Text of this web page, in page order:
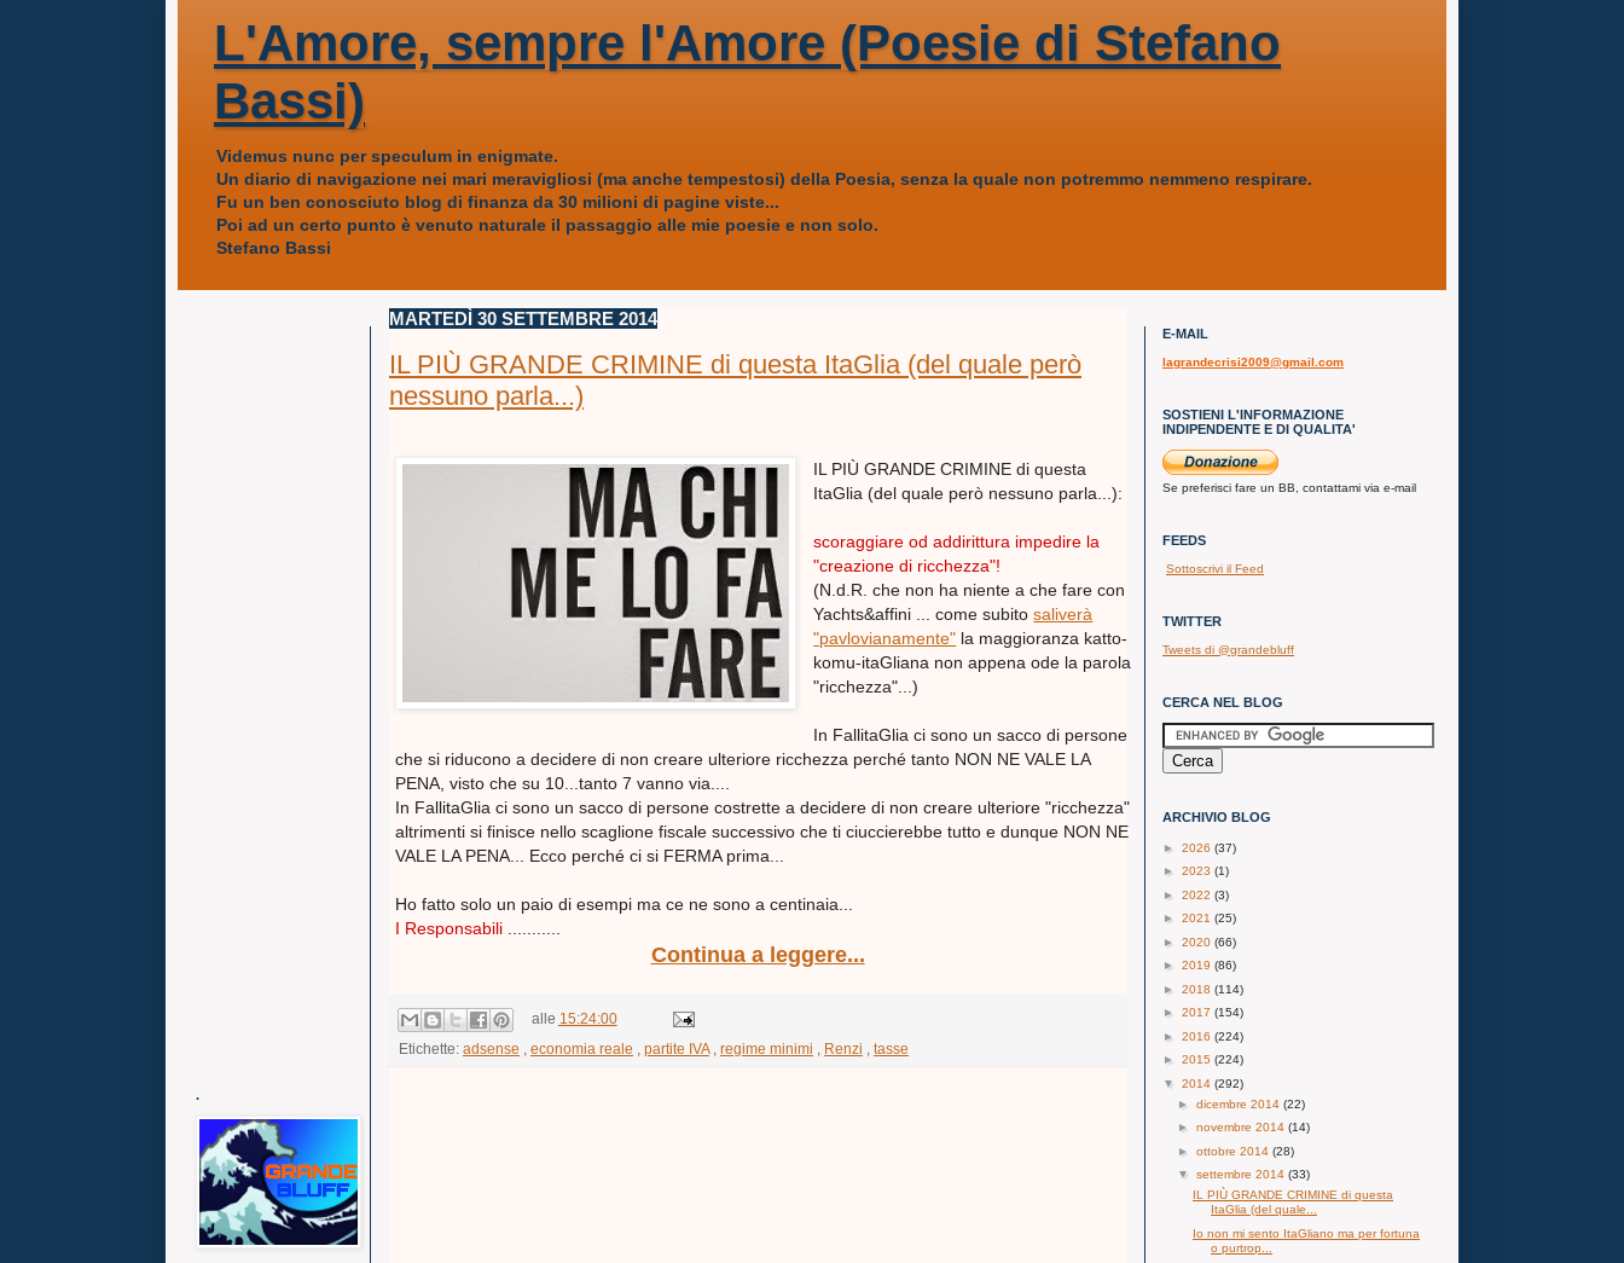
L'Amore, sempre l'Amore (Poesie di Stefano
Bassi)
Videmus nunc per speculum in enigmate.
Un diario di navigazione nei mari meravigliosi (ma anche tempestosi) della Poesia, senza la quale non potremmo nemmeno respirare.
Fu un ben conosciuto blog di finanza da 30 milioni di pagine viste...
Poi ad un certo punto è venuto naturale il passaggio alle mie poesie e non solo.
Stefano Bassi
MARTEDÌ 30 SETTEMBRE 2014
IL PIÙ GRANDE CRIMINE di questa ItaGlia (del quale però
nessuno parla...)
IL PIÙ GRANDE CRIMINE di questa
ItaGlia (del quale però nessuno parla...):
scoraggiare od addirittura impedire la
"creazione di ricchezza"!
(N.d.R. che non ha niente a che fare con
Yachts&affini ... come subitosaliverà
"pavlovianamente" la maggioranza katto-
komu-itaGliana non appena ode la parola
"ricchezza"...)
In FallitaGlia ci sono un sacco di persone
che si riducono a decidere di non creare ulteriore ricchezza perché tanto NON NE VALE LA
PENA, visto che su 10...tanto 7 vanno via....
In FallitaGlia ci sono un sacco di persone costrette a decidere di non creare ulteriore "ricchezza"
altrimenti si finisce nello scaglione fiscale successivo che ti ciuccierebbe tutto e dunque NON NE
VALE LA PENA... Ecco perché ci si FERMA prima...
Ho fatto solo un paio di esempi ma ce ne sono a centinaia...
I Responsabili
Continua a leggere...
alle 15:24:00
Etichette: adsense economia reale partite IVA, regime minimi Renzi tasse
.
E-MAIL
lagrandecrisi2009@gmail.com
SOSTIENI L'INFORMAZIONE
INDIPENDENTE E DI QUALITA'
Se preferisci fare un BB, contattami via e-mail
FEEDS
Sottoscrivi il Feed
TWITTER
Tweets di @grandebluff
CERCA NEL BLOG
ARCHIVIO BLOG
► 2026 (37)
► 2023 (1)
► 2022 (3)
► 2021 (25)
► 2020 (66)
► 2019 (86)
► 2018 (114)
► 2017 (154)
► 2016 (224)
► 2015 (224)
▼ 2014 (292)
► dicembre 2014 (22)
► novembre 2014 (14)
► ottobre 2014 (28)
▼ settembre 2014 (33)
IL PIÙ GRANDE CRIMINE di questa
ItaGlia (del quale...
Io non mi sento ItaGliano ma per fortuna
o purtrop...